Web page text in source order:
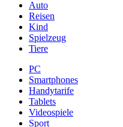
Auto
Reisen
Kind
Spielzeug
Tiere
PC
Smartphones
Handytarife
Tablets
Videospiele
Sport